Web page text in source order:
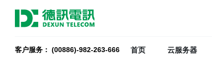
客户服务： (00886)-982-263-666 首页 云服务器